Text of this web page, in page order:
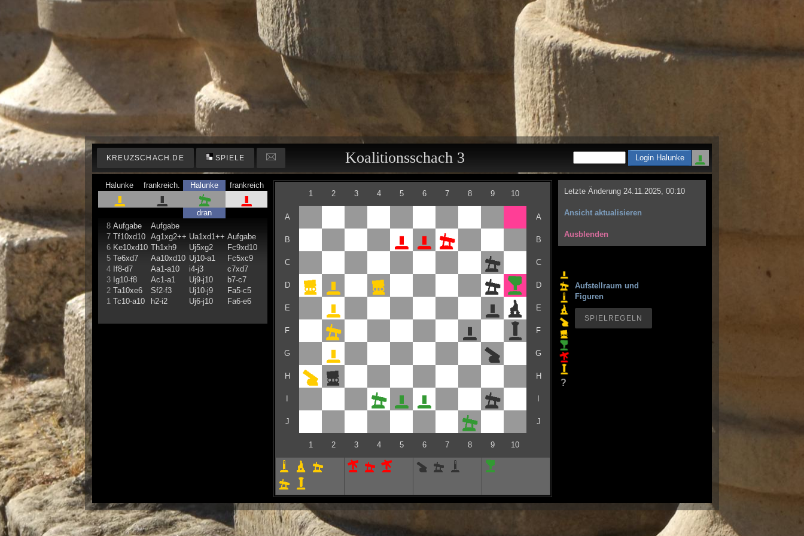
KREUZSCHACH.DE SPIELE Koalitionsschach 3
Halunke frankreich. Halunke
dran
frankreich
8 Aufgabe
Aufgabe
7 Tf10xd10 Ag1xg2++ Ua1xd1++ Aufgabe
6 Ke10xd10 Th1xh9 Uj5xg2
Fc9xd10
5 Te6xd7 Aa10xd10 Uj10-a1
Fc5xc9
4 If8-d7 Aa1-a10 i4-j3
c7xd7
3 Ig10-f8 Ac1-a1 Uj9-j10
b7-c7
2 Ta10xe6 Sf2-f3 Uj10-j9
Fa5-c5
1 Tc10-a10 h2-i2 Uj6-j10 Fa6-e6
1 2 3 4 5 6 7 8 9 10
A A
B B
C C
D D
E E
F F
G G
H H
J J
1 2 3 4 5 6 7 8 9 10
Letzte Änderung 24.11.2025, 00:10
Ansicht aktualisieren
Ausblenden
?
Aufstellraum und
Figuren
SPIELREGELN